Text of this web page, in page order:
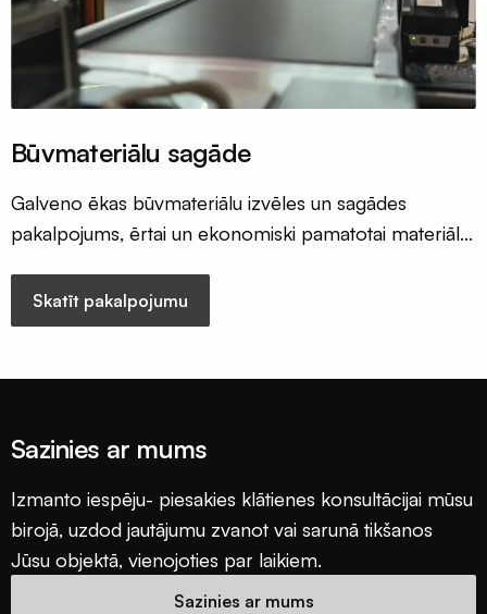
Būvmateriālu sagāde
Galveno ēkas būvmateriālu izvēles un sagādes
pakalpojums, ērtai un ekonomiski pamatotai materiālu
Skatīt pakalpojumu
Sazinies ar mums
Izmanto iespēju- piesakies klātienes konsultācijai mūsu
birojā, uzdod jautājumu zvanot vai sarunā tikšanos
Jūsu objektā, vienojoties par laikiem.
Sazinies ar mums